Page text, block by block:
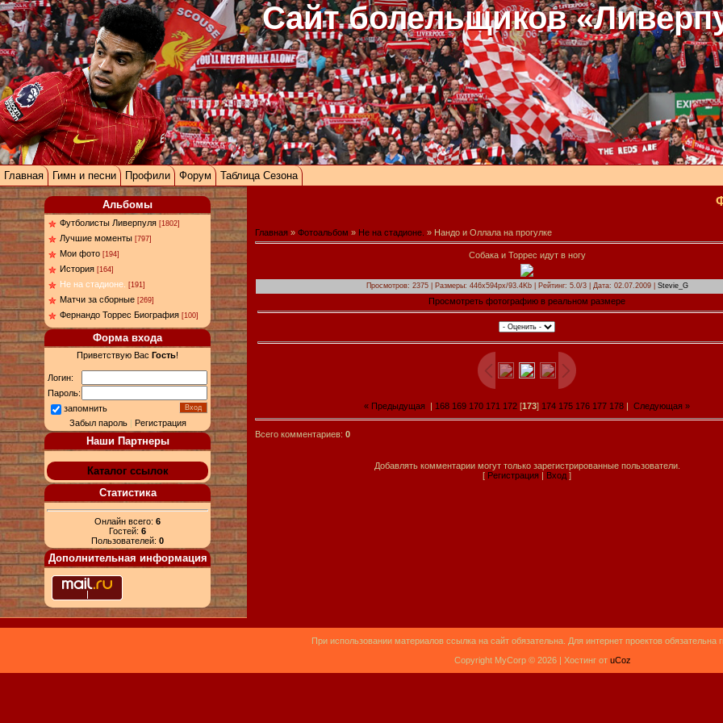
Сайт болельщиков
Главная Гимн и песни Профили Форум Таблица Сезона
Альбомы
Футболисты Ливерпуля [1802]
Лучшие моменты [797]
Мои фото [194]
История [164]
Не на стадионе. [191]
Матчи за сборные [269]
Фернандо Торрес Биография [100]
Форма входа
Приветствую Вас Гость!
Логин:
Пароль:
запомнить
Забыл пароль| Регистрация
Наши Партнеры
Каталог ссылок
Статистика
Онлайн всего: 6
Гостей: 6
Пользователей: 0
Дополнительная информация
Главная » Фотоальбом » Не на стадионе. » Нандо и Оллала на прогулке
Собака и Торрес идут в ногу
Просмотров: 2375 | Размеры: 446x594px/93.4Kb | Рейтинг: 5.0/3 | Дата: 02.07.2009 | Stevie_G
Просмотреть фотографию в реальном размере
« Предыдущая 168 169 170 171 172 [173] 174 175 176 177 178 Следующая »
Всего комментариев: 0
Добавлять комментарии могут только зарегистрированные пользователи.
[ Регистрация | Вход ]
При использовании материалов ссылка на сайт обязательна. Для интернет проектов обязательна
Copyright MyCorp © 2026 | Хостинг от uCoz